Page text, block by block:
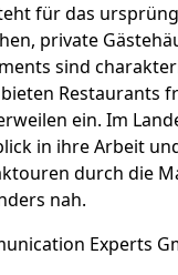
für das
private
sind
Restaurants
ein. Im
in ihre Arbeit
durch die
nah.
Experts